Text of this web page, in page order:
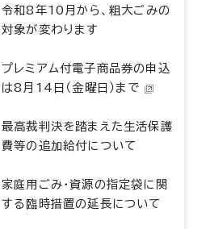
令和8年10月から、粗大ごみの
対象が変わります
プレミアム付電子商品券の申込
は8月14日（金曜日）まで
最高裁判決を踏まえた生活保護
費等の追加給付について
家庭用ごみ・資源の指定袋に関
する臨時措置の延長について